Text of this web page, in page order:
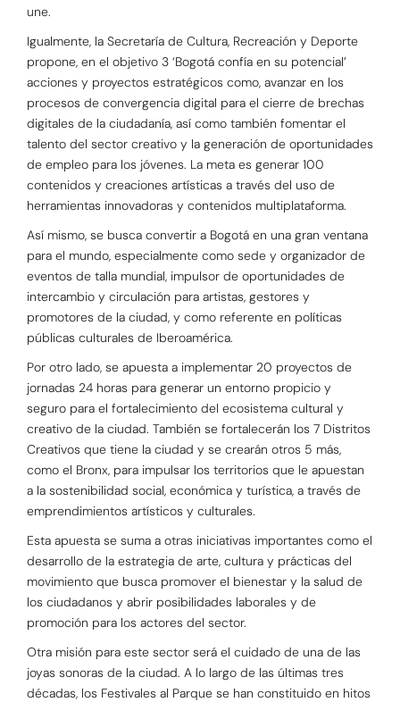
une.
Igualmente, la Secretaría de Cultura, Recreación y Deporte
propone, en el objetivo 3 ‘Bogotá confía en su potencial’
acciones y proyectos estratégicos como, avanzar en los
procesos de convergencia digital para el cierre de brechas
digitales de la ciudadanía, así como también fomentar el
talento del sector creativo y la generación de oportunidades
de empleo para los jóvenes. La meta es generar 100
contenidos y creaciones artísticas a través del uso de
herramientas innovadoras y contenidos multiplataforma.
Así mismo, se busca convertir a Bogotá en una gran ventana
para el mundo, especialmente como sede y organizador de
eventos de talla mundial, impulsor de oportunidades de
intercambio y circulación para artistas, gestores y
promotores de la ciudad, y como referente en políticas
públicas culturales de Iberoamérica.
Por otro lado, se apuesta a implementar 20 proyectos de
jornadas 24 horas para generar un entorno propicio y
seguro para el fortalecimiento del ecosistema cultural y
creativo de la ciudad. También se fortalecerán los 7 Distritos
Creativos que tiene la ciudad y se crearán otros 5 más,
como el Bronx, para impulsar los territorios que le apuestan
a la sostenibilidad social, económica y turística, a través de
emprendimientos artísticos y culturales.
Esta apuesta se suma a otras iniciativas importantes como el
desarrollo de la estrategia de arte, cultura y prácticas del
movimiento que busca promover el bienestar y la salud de
los ciudadanos y abrir posibilidades laborales y de
promoción para los actores del sector.
Otra misión para este sector será el cuidado de una de las
joyas sonoras de la ciudad. A lo largo de las últimas tres
décadas, los Festivales al Parque se han constituido en hitos